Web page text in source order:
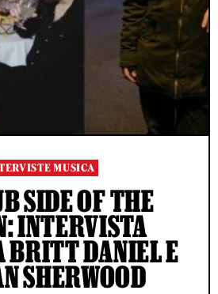
MUSICA
SIDE OF THE
INTERVISTA
BRITT DANIEL E
SHERWOOD